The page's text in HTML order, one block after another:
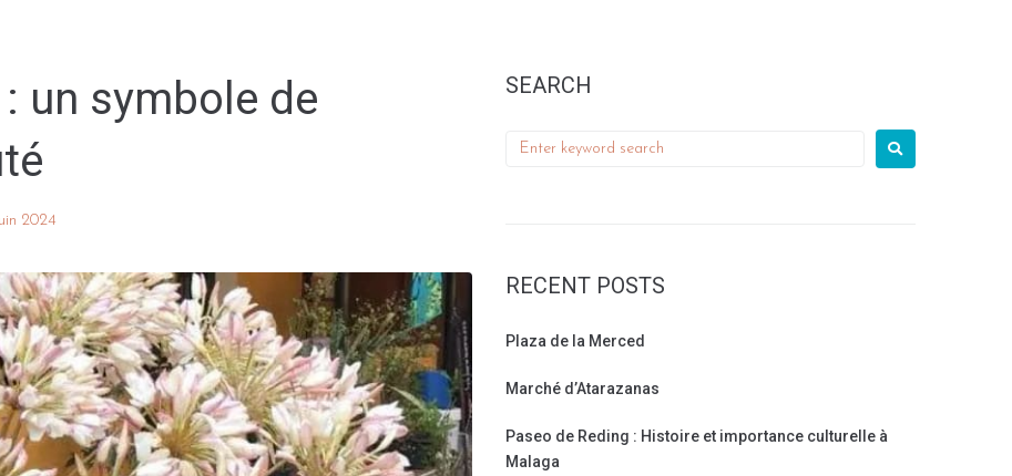
un symbole de
2024
SEARCH
RECENT POSTS
Plaza de la Merced
Marché d’Atarazanas
Paseo de Reding : Histoire et importance culturelle à
Malaga